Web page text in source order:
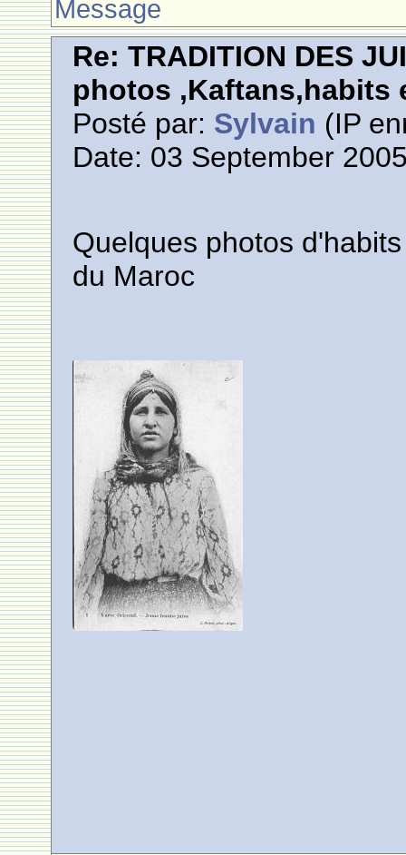
Message
Re: TRADITION DES
photos ,Kaftans,habits
Posté par: Sylvain (IP
Date: 03 September
Quelques photos
du Maroc